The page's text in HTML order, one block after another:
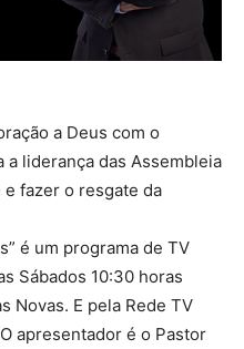
a Deus com o
liderança das Assembleia
fazer o resgate da
é um programa de TV
Sábados 10:30 horas
Novas. E pela Rede TV
apresentador é o Pastor